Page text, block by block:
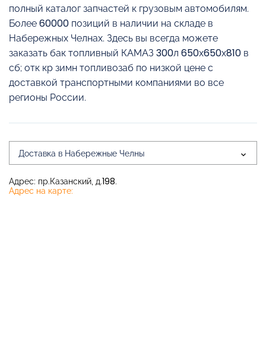
полный каталог запчастей к грузовым автомобилям.
Более 60000 позиций в наличии на складе в
Набережных Челнах. Здесь вы всегда можете
заказать бак топливный КАМАЗ 300л 650х650х810 в
сб; отк кр зимн топливозаб по низкой цене с
доставкой транспортными компаниями во все
регионы России.
Доставка в Набережные Челны
Адрес: пр.Казанский, д.198.
Адрес на карте: